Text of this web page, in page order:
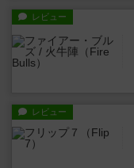
レビュー
レビュー